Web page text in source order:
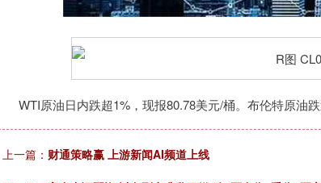
WTI原油日内跌超1%，现报80.78美元/桶。布伦特原油跌
上一篇： 财通策略赢 上游新闻AI频道上线